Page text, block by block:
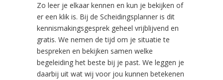
Zo leer je elkaar kennen en kun je bekijken of
er een klik is. Bij de Scheidingsplanner is dit
kennismakingsgesprek geheel vrijblijvend en
gratis. We nemen de tijd om je situatie te
bespreken en bekijken samen welke
begeleiding het beste bij je past. We leggen je
daarbij uit wat wij voor jou kunnen betekenen